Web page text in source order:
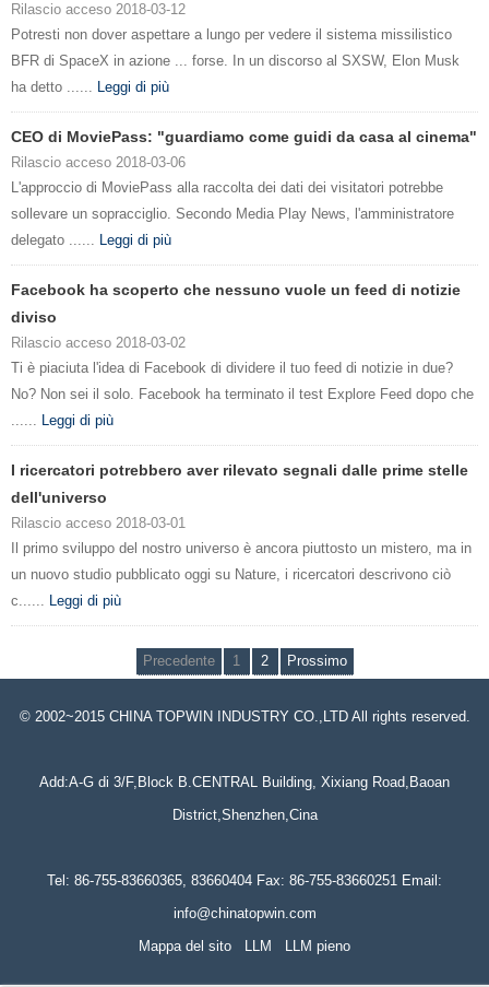
Rilascio acceso 2018-03-12
Potresti non dover aspettare a lungo per vedere il sistema missilistico
BFR di SpaceX in azione ... forse. In un discorso al SXSW, Elon Musk
ha detto ...... Leggi di più
CEO di MoviePass: "guardiamo come guidi da casa al cinema"
Rilascio acceso 2018-03-06
L'approccio di MoviePass alla raccolta dei dati dei visitatori potrebbe
sollevare un sopracciglio. Secondo Media Play News, l'amministratore
delegato ...... Leggi di più
Facebook ha scoperto che nessuno vuole un feed di notizie
diviso
Rilascio acceso 2018-03-02
Ti è piaciuta l'idea di Facebook di dividere il tuo feed di notizie in due?
No? Non sei il solo. Facebook ha terminato il test Explore Feed dopo che
...... Leggi di più
I ricercatori potrebbero aver rilevato segnali dalle prime stelle
dell'universo
Rilascio acceso 2018-03-01
Il primo sviluppo del nostro universo è ancora piuttosto un mistero, ma in
un nuovo studio pubblicato oggi su Nature, i ricercatori descrivono ciò
c...... Leggi di più
Precedente 1 2 Prossimo
© 2002~2015 CHINA TOPWIN INDUSTRY CO.,LTD All rights reserved.
Add:A-G di 3/F,Block B.CENTRAL Building, Xixiang Road,Baoan
District,Shenzhen,Cina
Tel: 86-755-83660365, 83660404 Fax: 86-755-83660251 Email:
info@chinatopwin.com
Mappa del sito
LLM LLM pieno